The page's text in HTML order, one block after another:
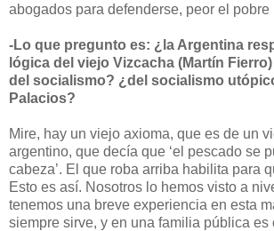
abogados para defenderse, peor el pobre
-Lo que pregunto es: ¿la Argentina
lógica del viejo Vizcacha (Martín
del socialismo? ¿del socialismo
Palacios?
Mire, hay un viejo axioma, que es de un
argentino, que decía que ‘el pescado se
cabeza’. El que roba arriba habilita para
Esto es así. Nosotros lo hemos visto a
tenemos una breve experiencia en esta
siempre sirve, y en una familia pública es